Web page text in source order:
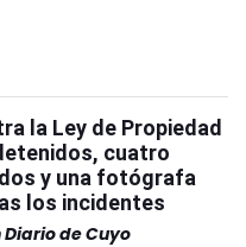
la Ley de Propiedad
cuatro
y una fotógrafa
los incidentes
de Cuyo